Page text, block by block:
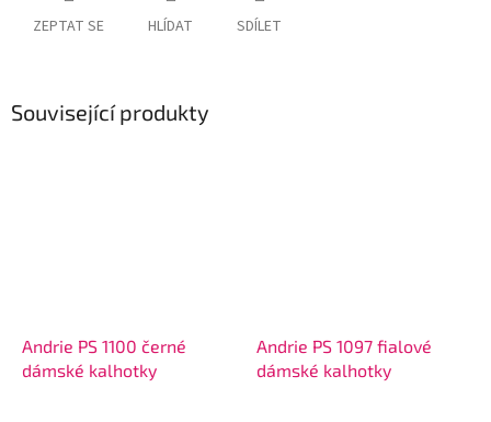
ZEPTAT SE HLÍDAT SDÍLET
Související produkty
Andrie PS 1100 černé
dámské kalhotky
Andrie PS 1097 fialové
dámské kalhotky